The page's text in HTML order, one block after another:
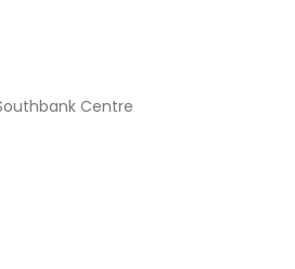
Centre